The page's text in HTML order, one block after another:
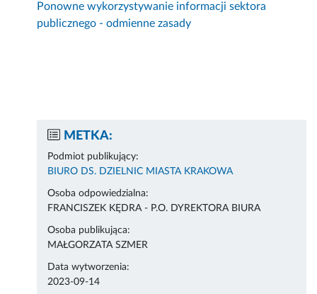
Ponowne wykorzystywanie informacji sektora
publicznego - odmienne zasady
METKA:
Podmiot publikujący:
BIURO DS. DZIELNIC MIASTA KRAKOWA
Osoba odpowiedzialna:
FRANCISZEK KĘDRA - P.O. DYREKTORA BIURA
Osoba publikująca:
MAŁGORZATA SZMER
Data wytworzenia:
2023-09-14